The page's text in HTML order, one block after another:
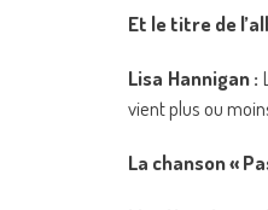
Et le titre de
Lisa Hannigan :
vient plus ou
La chanson «